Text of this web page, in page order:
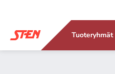
Tuoteryhmät